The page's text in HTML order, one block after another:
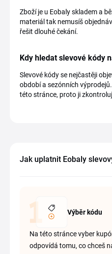
Zboží je u Eobaly skladem a
materiál tak nemusíš
řešit dlouhé čekání.
Kdy hledat slevové kódy
Slevové kódy se nejčastěji
období a sezónních
této stránce, proto ji
Jak uplatnit Eobaly
Výběr kódu
Na této stránce vyber
odpovídá tomu, co chceš